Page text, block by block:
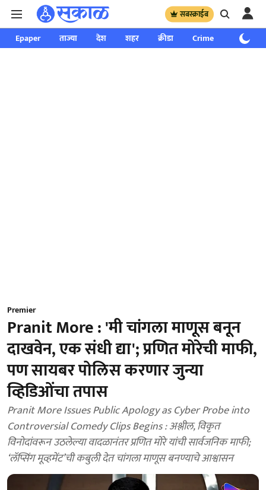
सबस्क्राईब
Epaper ताज्या देश शहर क्रीडा Crime साप्ताहिक
Premier
Pranit More : 'मी चांगला माणूस बनून
दाखवेन, एक संधी द्या'; प्रणित मोरेची माफी,
पण सायबर पोलिस करणार जुन्या
व्हिडिओंचा तपास
Pranit More Issues Public Apology as Cyber Probe into
Controversial Comedy Clips Begins : अश्लील, विकृत
विनोदांवरून उठलेल्या वादळानंतर प्रणित मोरे यांची सार्वजनिक माफी;
‘लॅप्सिंग मूव्हमेंट’ची कबुली देत चांगला माणूस बनण्याचे आश्वासन